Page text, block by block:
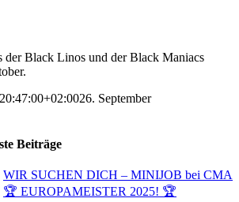
der Black Linos und der Black Maniacs
26. September
Beiträge
WIR SUCHEN DICH – MINIJOB bei CMA
🏆 EUROPAMEISTER 2025! 🏆